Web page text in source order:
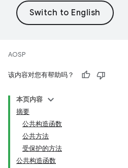
AOSP
该内容对您有帮助吗？
本页内容
摘要
公共构造函数
公共方法
受保护的方法
公共构造函数